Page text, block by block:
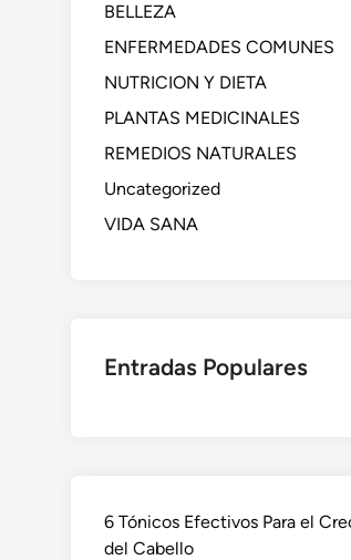
BELLEZA
ENFERMEDADES COMUNES
NUTRICION Y DIETA
PLANTAS MEDICINALES
REMEDIOS NATURALES
Uncategorized
VIDA SANA
Entradas Populares
6 Tónicos Efectivos Para el
del Cabello